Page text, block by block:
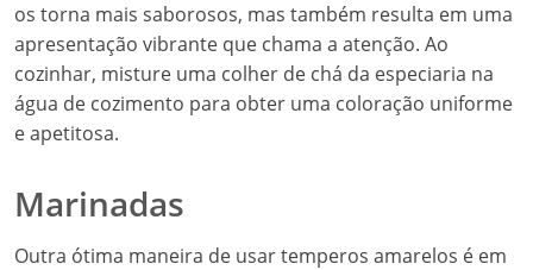
os torna mais saborosos, mas também resulta em uma
apresentação vibrante que chama a atenção. Ao
cozinhar, misture uma colher de chá da especiaria na
água de cozimento para obter uma coloração uniforme
e apetitosa.
Marinadas
Outra ótima maneira de usar temperos amarelos é em